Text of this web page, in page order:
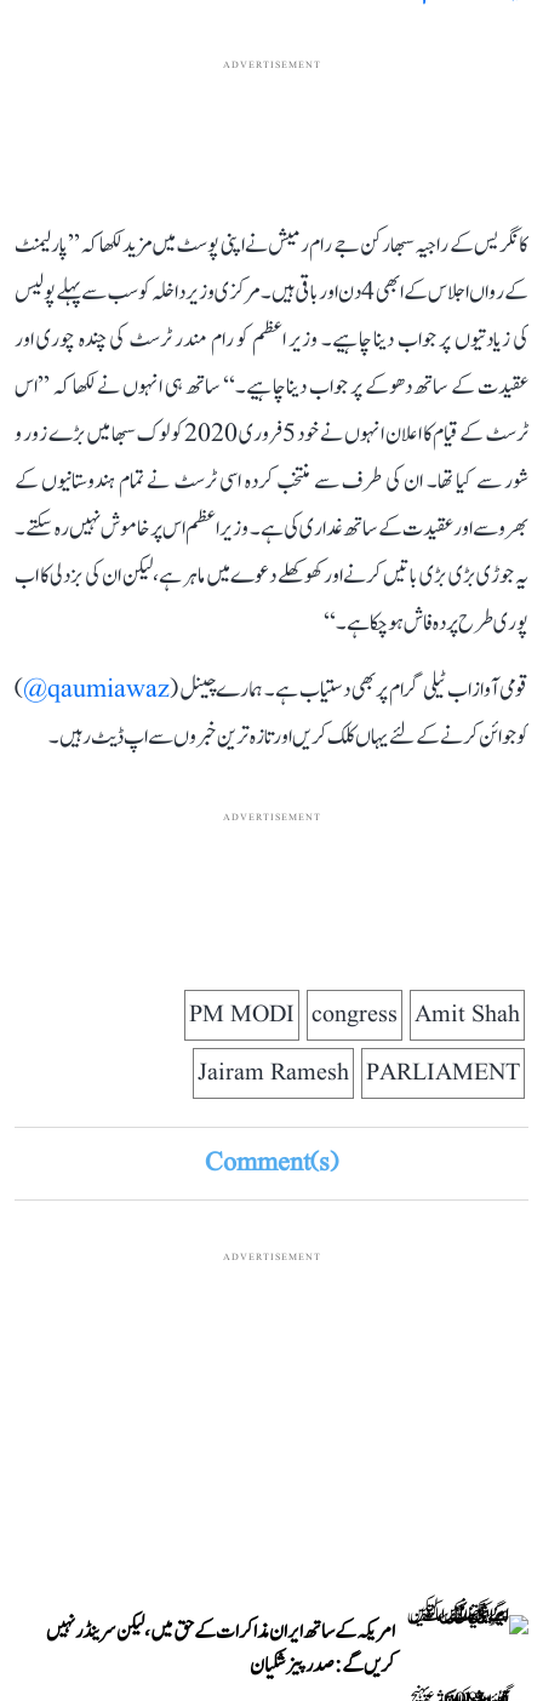
ADVERTISEMENT
کانگریس کے راجیہ سبھا رکن جے رام رمیش نے اپنی پوسٹ میں مزید لکھا کہ ’’پارلیمنٹ
کے رواں اجلاس کے ابھی 4 دن اور باقی ہیں۔ مرکزی وزیر داخلہ کو سب سے پہلے پولیس
کی زیادتیوں پر جواب دینا چاہیے۔ وزیر اعظم کو رام مندر ٹرسٹ کی چندہ چوری اور
عقیدت کے ساتھ دھوکے پر جواب دینا چاہیے۔‘‘ ساتھ ہی انہوں نے لکھا کہ ’’اس
ٹرسٹ کے قیام کا اعلان انہوں نے خود 5 فروری 2020 کو لوک سبھا میں بڑے زور و
شور سے کیا تھا۔ ان کی طرف سے منتخب کردہ اسی ٹرسٹ نے تمام ہندوستانیوں کے
بھروسے اور عقیدت کے ساتھ غداری کی ہے۔ وزیر اعظم اس پر خاموش نہیں رہ سکتے۔
یہ جوڑی بڑی بڑی باتیں کرنے اور کھوکھلے دعوے میں ماہر ہے، لیکن ان کی بزدلی کا اب
پوری طرح پردہ فاش ہو چکا ہے۔‘‘
قومی آواز اب ٹیلی گرام پر بھی دستیاب ہے۔ ہمارے چینل (qaumiawaz@
)
کو جوائن کرنے کے لئے یہاں کلک کریں اور تازہ ترین خبروں سے اپ ڈیٹ رہیں۔
ADVERTISEMENT
Amit Shah
congress
PM MODI
PARLIAMENT
Jairam Ramesh
Comment(s)
ADVERTISEMENT
امریکہ کے ساتھ ایران مذاکرات کے حق میں، لیکن سرینڈر نہیں
کریں گے: صدر پیزشکیان